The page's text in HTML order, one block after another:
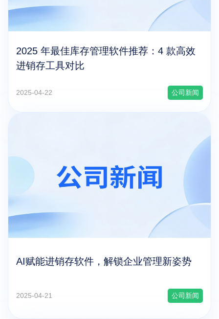
2025 年最佳库存管理软件推荐：4 款高效
进销存工具对比
2025-04-22 公司新闻
AI赋能进销存软件，解锁企业管理新姿势
2025-04-21 公司新闻